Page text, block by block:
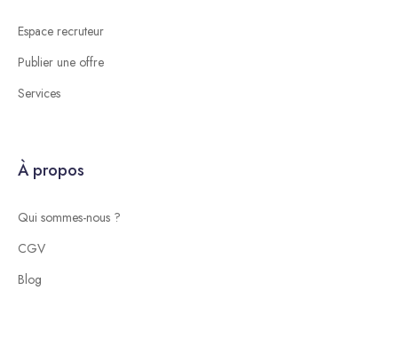
Espace recruteur
Publier une offre
Services
À propos
Qui sommes-nous ?
CGV
Blog